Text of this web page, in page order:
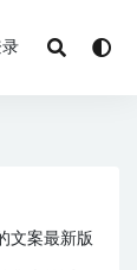
文案最新版